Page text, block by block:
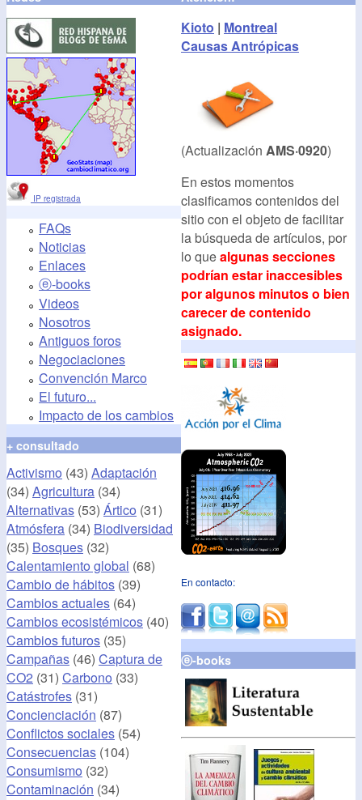
IP registrada
FAQs
Noticias
Enlaces
ⓔ-books
Videos
Nosotros
Antiguos foros
Negociaciones
Convención Marco
El futuro...
Impacto de los cambios
+ consultado
Activismo (43) Adaptación
(34) Agricultura (34)
Alternativas (53) Ártico (31)
Atmósfera (34) Biodiversidad
(35) Bosques (32)
Calentamiento global (68)
Cambio de hábitos (39)
Cambios actuales (64)
Cambios ecosistémicos (40)
Cambios futuros (35)
Campañas (46) Captura de
CO2 (31) Carbono (33)
Catástrofes (31)
Concienciación (87)
Conflictos sociales (54)
Consecuencias (104)
Consumismo (32)
Contaminación (34)
Kioto | Montreal
Causas Antrópicas
(Actualización AMS·0920)
En estos momentos
clasificamos contenidos del
sitio con el objeto de facilitar
la búsqueda de artículos, por
lo quealgunas secciones
podrían estar inaccesibles
por algunos minutos o bien
carecer de contenido
asignado.
En contacto:
ⓔ-books